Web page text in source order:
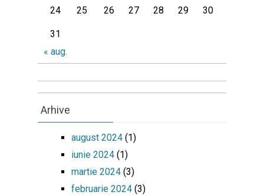
24 25 26 27 28 29 30
31
« aug.
Arhive
august 2024(1)
iunie 2024(1)
martie 2024(3)
februarie 2024(3)